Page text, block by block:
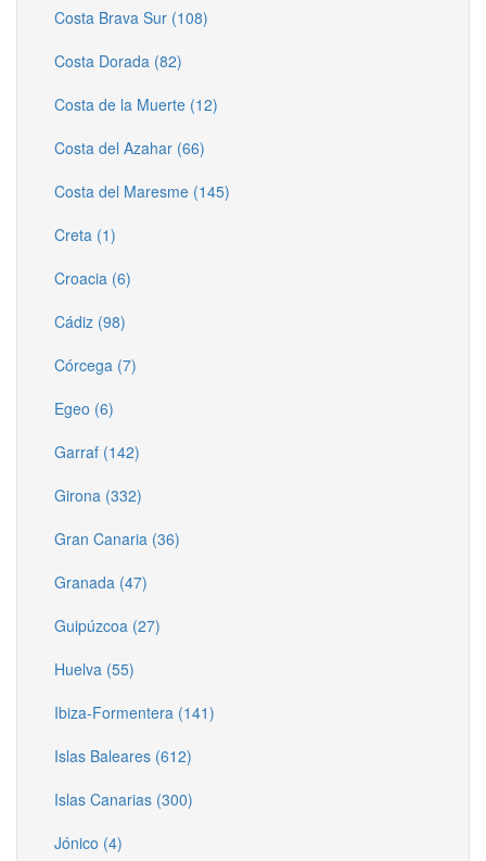
Costa Brava Sur (108)
Costa Dorada (82)
Costa de la Muerte (12)
Costa del Azahar (66)
Costa del Maresme (145)
Creta (1)
Croacia (6)
Cádiz (98)
Córcega (7)
Egeo (6)
Garraf (142)
Girona (332)
Gran Canaria (36)
Granada (47)
Guipúzcoa (27)
Huelva (55)
Ibiza-Formentera (141)
Islas Baleares (612)
Islas Canarias (300)
Jónico (4)